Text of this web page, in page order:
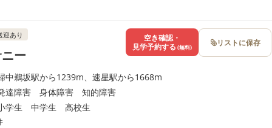
迎あり
ー
中鵜坂駅から1239m、速星駅から1668m
達障害 身体障害 知的障害
学生 中学生 高校生
空き確認・
見学予約する (無料) リストに保存